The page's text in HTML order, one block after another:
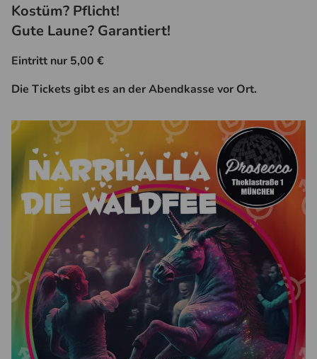
Kostüm? Pflicht!
Gute Laune? Garantiert!
Eintritt nur 5,00 €
Die Tickets gibt es an der Abendkasse vor Ort.